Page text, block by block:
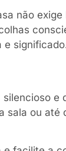
não exige
e
e
sala ou até